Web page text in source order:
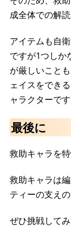
成全体での解
アイテムも自
ですが1つしか
が厳しいこと
ェイスをでき
ャラクターです
最後に
救助キャラを
救助キャラは
ティーの支え
ぜひ挑戦してみ